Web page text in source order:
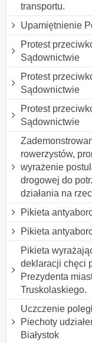
transportu.
Upamiętnienie
Protest
Sądownictwie
Protest
Sądownictwie
Protest
Sądownictwie
rowerzystów,
wyrażenie
drogowej do
działania na
Pikieta
Pikieta
Pikieta
deklaracji chęci
Prezydenta
Truskolaskiego.
Uczczenie
Piechoty
Białystok